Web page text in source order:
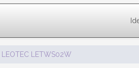
LEOTEC LETWS02W